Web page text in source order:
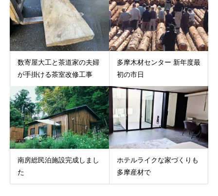
数寄屋大工と茶道家の夫婦
が手掛ける茶室改修工事
多摩木材センター 新年度最
初の市日
南房総民泊施設完成しまし
た
ホテルライクな家づくりも
多摩産材で